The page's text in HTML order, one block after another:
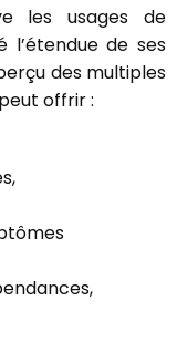
les usages de
l’étendue de ses
des multiples
offrir :